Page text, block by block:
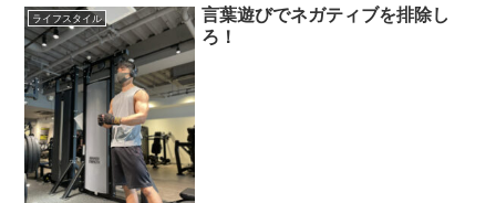
ライフスタイル
言葉遊びでネガティブを排除し
ろ！